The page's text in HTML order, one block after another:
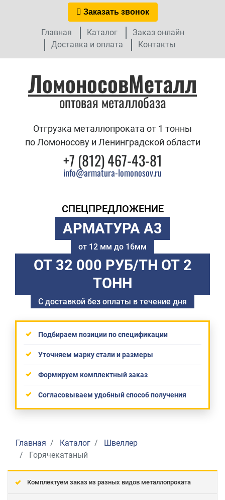
Заказать звонок
Главная Каталог
Заказ онлайн
Доставка и оплата
Контакты
ЛомоносовМеталл
оптовая металлобаза
Отгрузка металлопроката от 1 тонны
по Ломоносову и Ленинградской области
+7 (812) 467-43-81
info@armatura-lomonosov.ru
СПЕЦПРЕДЛОЖЕНИЕ
АРМАТУРА А3
от 12 мм до 16мм
ОТ 32 000 РУБ/ТН ОТ 2
ТОНН
С доставкой без оплаты в течение дня
Подбираем позиции по спецификации
Уточняем марку стали и размеры
Формируем комплектный заказ
Согласовываем удобный способ получения
Главная Каталог
Швеллер
Горячекатаный
Комплектуем заказ из разных видов металлопроката